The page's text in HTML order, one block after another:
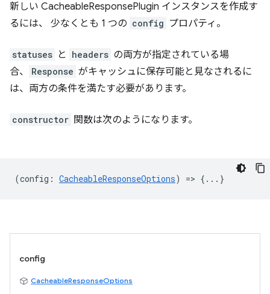
新しい CacheableResponsePlugin インスタンスを作成す
るには、 少なくとも 1 つの config プロパティ。
statuses と headers の両方が指定されている場
合、
Response がキャッシュに保存可能と見なされるに
は、両方の条件を満たす必要があります。
constructor 関数は次のようになります。
(config : CacheableResponseOptions) => {...}
config
CacheableResponseOptions